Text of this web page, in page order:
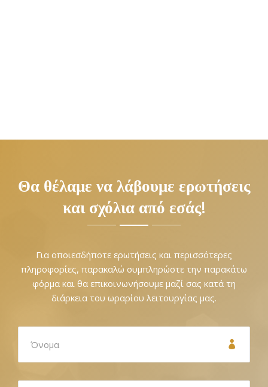
Θα θέλαμε να λάβουμε ερωτήσεις
και σχόλια από εσάς!
Για οποιεσδήποτε ερωτήσεις και περισσότερες
πληροφορίες, παρακαλώ συμπληρώστε την παρακάτω
φόρμα και θα επικοινωνήσουμε μαζί σας κατά τη
διάρκεια του ωραρίου λειτουργίας μας.